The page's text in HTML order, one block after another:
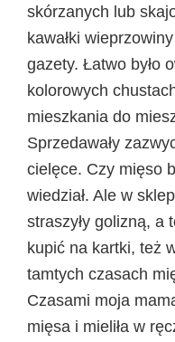
skórzanych lub
kawałki
gazety. Łatwo było
kolorowych
mieszkania do
Sprzedawały
cielęce. Czy mięso
wiedział. Ale w
straszyły golizną, a
kupić na kartki, też
tamtych czasach
Czasami moja
mięsa i mieliła w